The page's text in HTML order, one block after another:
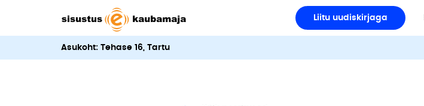
Liitu uudiskirjaga
Asukoht: Tehase 16, Tartu